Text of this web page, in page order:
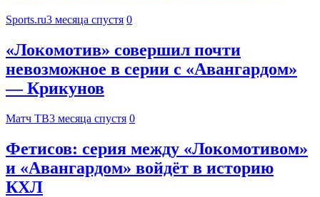
Sports.ru3 месяца спустя 0
«Локомотив» совершил почти
невозможное в серии с «Авангардом»
— Крикунов
Матч ТВ3 месяца спустя 0
Фетисов: серия между «Локомотивом»
и «Авангардом» войдёт в историю
КХЛ